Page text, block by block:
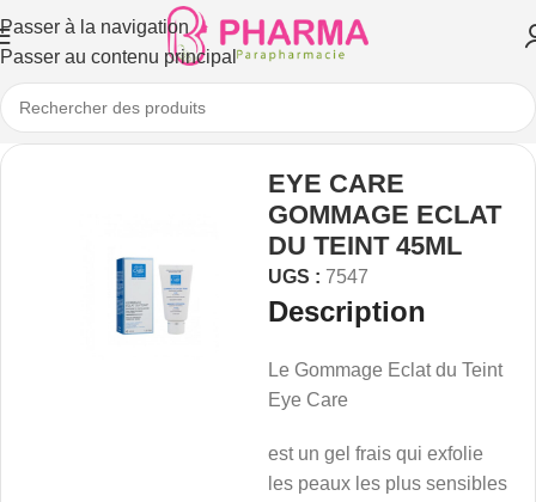
Passer à la navigation
Passer au contenu principal
EYE CARE
GOMMAGE ECLAT
DU TEINT 45ML
UGS : 7547
Description
Le Gommage Eclat du Teint
Eye Care
est un gel frais qui exfolie
les peaux les plus sensibles